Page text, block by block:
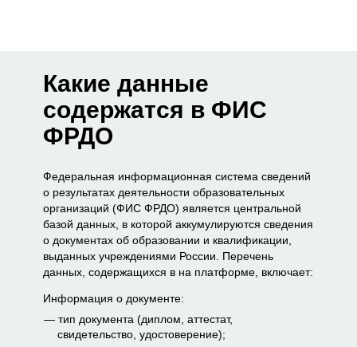
Какие данные
содержатся в ФИС
ФРДО
Федеральная информационная система сведений
о результатах деятельности образовательных
организаций (ФИС ФРДО) является центральной
базой данных, в которой аккумулируются сведения
о документах об образовании и квалификации,
выданных учреждениями России. Перечень
данных, содержащихся в на платформе, включает:
Информация о документе:
тип документа (диплом, аттестат,
свидетельство, удостоверение);